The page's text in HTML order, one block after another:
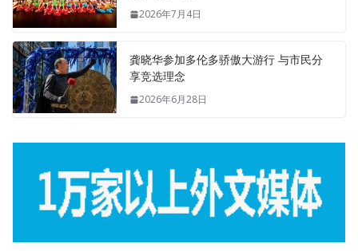
2026年7月4日
龚晓华参加多伦多骄傲大游行 与市民分
享竞选理念
2026年6月28日